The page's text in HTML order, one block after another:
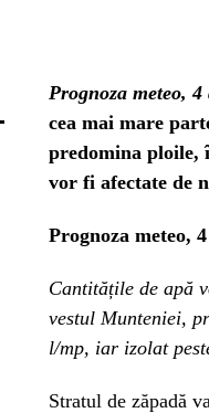
Prognoza meteo, 4
cea mai mare
predomina ploile,
vor fi afectate de
Prognoza meteo,
Cantitățile de apă
vestul Munteniei,
l/mp, iar izolat
Stratul de zăpadă